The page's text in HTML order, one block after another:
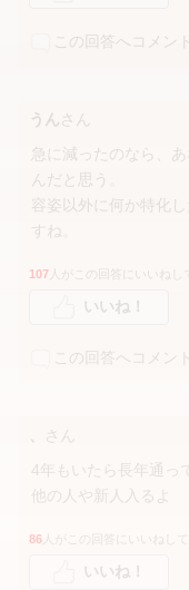
この回答へコメン
うん さん
急に減ったのなら、
んだと思う。
容姿以外に何か特化
すね。
107 人がこの回答にいいねし
いいね！
この回答へコメン
さん
4年もいたら長年通っ
他の人や新人入るよ
86 人がこの回答にいいねして
いいね！